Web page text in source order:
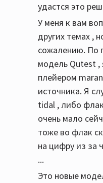
удастся это
У меня к вам
других темах ,
сожалению. По
модель Qutest ,
плейером
источника. Я
tidal , либо
очень мало
тоже во флак
на цифру из за
...
Это новые